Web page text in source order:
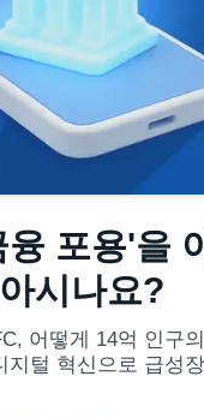
포용'을
시나요?
어떻게 14억 인구
털 혁신으로 급성